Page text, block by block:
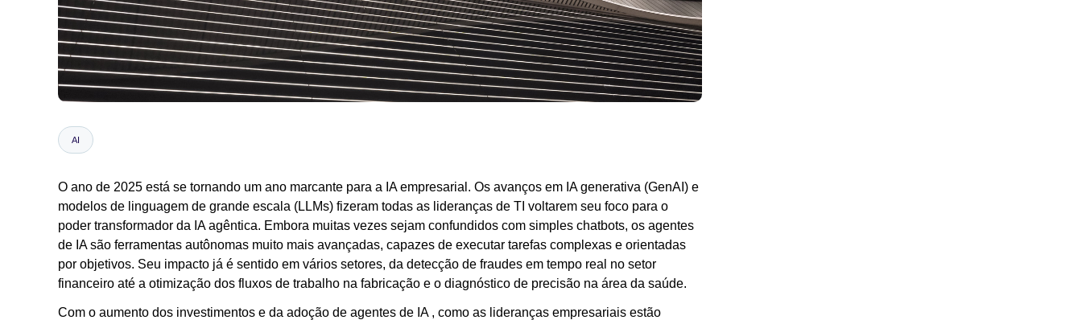
AI
O ano de 2025 está se tornando um ano marcante para a IA empresarial. Os avanços em IA generativa (GenAI) e
modelos de linguagem de grande escala (LLMs) fizeram todas as lideranças de TI voltarem seu foco para o
poder transformador da IA agêntica. Embora muitas vezes sejam confundidos com simples chatbots, os agentes
de IA são ferramentas autônomas muito mais avançadas, capazes de executar tarefas complexas e orientadas
por objetivos. Seu impacto já é sentido em vários setores, da detecção de fraudes em tempo real no setor
financeiro até a otimização dos fluxos de trabalho na fabricação e o diagnóstico de precisão na área da saúde.
Com o aumento dos investimentos e da adoção de agentes de IA , como as lideranças empresariais estão